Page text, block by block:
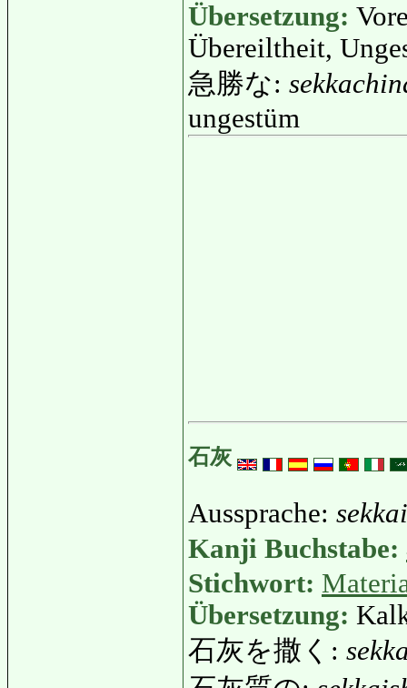
Übersetzung:
Übereiltheit,
急勝な:
ungestüm
石灰
Aussprache: sekkai
Kanji Buchstabe:
Stichwort:
Übersetzung:
石灰を撒く: